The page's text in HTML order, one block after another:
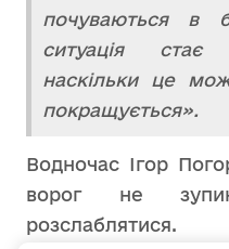
почуваються в
ситуація
наскільки це
покращується».
Водночас Ігор
ворог не
розслаблятися.